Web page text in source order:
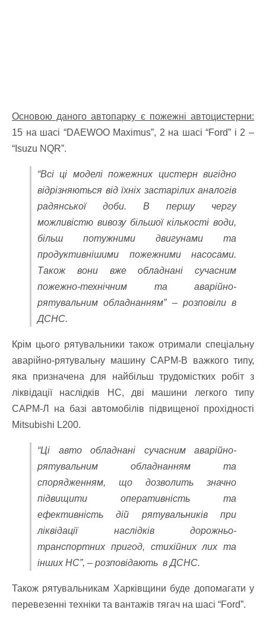
Основою даного автопарку є пожежні автоцистерни:
15 на шасі “DAEWOO Maximus”, 2 на шасі “Ford” і 2 –
“Isuzu NQR”.
“Всі ці моделі пожежних цистерн вигідно
відрізняються від їхніх застарілих аналогів
радянської доби. В першу чергу
можливістю вивозу більшої кількості води,
більш потужними двигунами та
продуктивнішими пожежними насосами.
Також вони вже обладнані сучасним
пожежно-технічним та аварійно-
рятувальним обладнанням” – розповіли в
ДСНС.
Крім цього рятувальники також отримали спеціальну
аварійно-рятувальну машину САРМ-В важкого типу,
яка призначена для найбільш трудомістких робіт з
ліквідації наслідків НС, дві машини легкого типу
САРМ-Л на базі автомобілів підвищеної прохідності
Mitsubishi L200.
“Ці авто обладнані сучасним аварійно-
рятувальним обладнанням та
спорядженням, що дозволить значно
підвищити оперативність та
ефективність дій рятувальників при
ліквідації наслідків дорожньо-
транспортних пригод, стихійних лих та
інших НС”, – розповідають в ДСНС.
Також рятувальникам Харківщини буде допомагати у
перевезенні техніки та вантажів тягач на шасі “Ford”.